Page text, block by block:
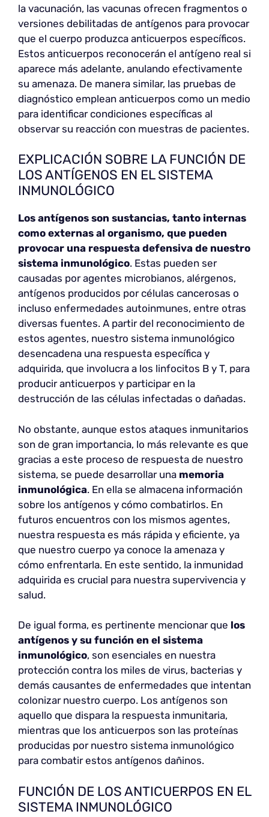
la vacunación, las vacunas ofrecen fragmentos o
versiones debilitadas de antígenos para provocar
que el cuerpo produzca anticuerpos específicos.
Estos anticuerpos reconocerán el antígeno real si
aparece más adelante, anulando efectivamente
su amenaza. De manera similar, las pruebas de
diagnóstico emplean anticuerpos como un medio
para identificar condiciones específicas al
observar su reacción con muestras de pacientes.
EXPLICACIÓN SOBRE LA FUNCIÓN DE
LOS ANTÍGENOS EN EL SISTEMA
INMUNOLÓGICO
Los antígenos son sustancias, tanto internas
como externas al organismo, que pueden
provocar una respuesta defensiva de nuestro
sistema inmunológico. Estas pueden ser
causadas por agentes microbianos, alérgenos,
antígenos producidos por células cancerosas o
incluso enfermedades autoinmunes, entre otras
diversas fuentes. A partir del reconocimiento de
estos agentes, nuestro sistema inmunológico
desencadena una respuesta específica y
adquirida, que involucra a los linfocitos B y T, para
producir anticuerpos y participar en la
destrucción de las células infectadas o dañadas.
No obstante, aunque estos ataques inmunitarios
son de gran importancia, lo más relevante es que
gracias a este proceso de respuesta de nuestro
sistema, se puede desarrollar una memoria
inmunológica. En ella se almacena información
sobre los antígenos y cómo combatirlos. En
futuros encuentros con los mismos agentes,
nuestra respuesta es más rápida y eficiente, ya
que nuestro cuerpo ya conoce la amenaza y
cómo enfrentarla. En este sentido, la inmunidad
adquirida es crucial para nuestra supervivencia y
salud.
De igual forma, es pertinente mencionar que los
antígenos y su función en el sistema
inmunológico, son esenciales en nuestra
protección contra los miles de virus, bacterias y
demás causantes de enfermedades que intentan
colonizar nuestro cuerpo. Los antígenos son
aquello que dispara la respuesta inmunitaria,
mientras que los anticuerpos son las proteínas
producidas por nuestro sistema inmunológico
para combatir estos antígenos dañinos.
FUNCIÓN DE LOS ANTICUERPOS EN EL
SISTEMA INMUNOLÓGICO